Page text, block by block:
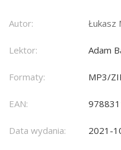
Autor: Łukasz
Lektor: Adam
Formaty: MP3/
EAN:
Data wydania: 2021-